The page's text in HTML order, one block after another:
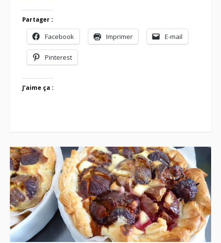
Partager :
Facebook Imprimer E-mail
Pinterest
J’aime ça :